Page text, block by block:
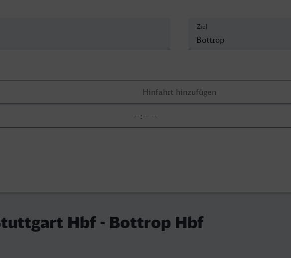
Ziel
Hbf - Bottrop Hbf